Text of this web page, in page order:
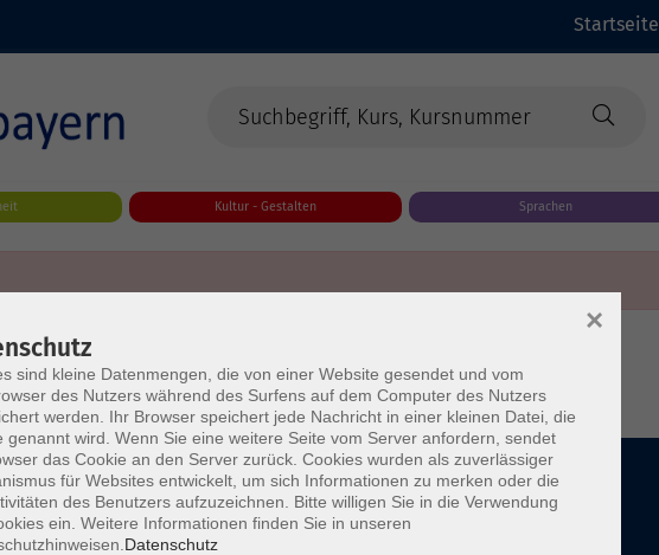
Startseite
Kultur - Gestalten Sprachen
Startseite
sind kleine Datenmengen, die von einer Website gesendet und vom
des Nutzers während des Surfens auf dem Computer des Nutzers
werden. Ihr Browser speichert jede Nachricht in einer kleinen Datei, die
genannt wird. Wenn Sie eine weitere Seite vom Server anfordern, sendet
das Cookie an den Server zurück. Cookies wurden als zuverlässiger
für Websites entwickelt, um sich Informationen zu merken oder die
des Benutzers aufzuzeichnen. Bitte willigen Sie in die Verwendung
ein. Weitere Informationen finden Sie in unseren
Datenschutz
×